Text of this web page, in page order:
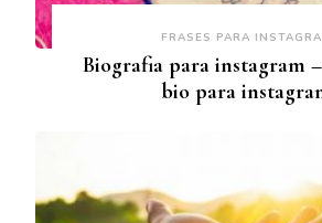
FRASES PARA
Biografia para instagram
bio para